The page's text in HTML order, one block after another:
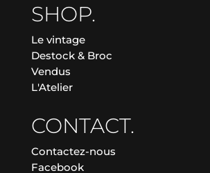
SHOP.
Le vintage
Destock & Broc
Vendus
L'Atelier
CONTACT.
Contactez-nous
Facebook